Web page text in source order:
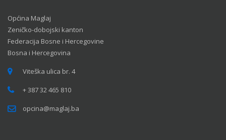
Općina Maglaj
Zeničko-dobojski kanton
Federacija Bosne i Hercegovine
Bosna i Hercegovina
Viteška ulica br. 4
+ 387 32 465 810
opcina@maglaj.ba